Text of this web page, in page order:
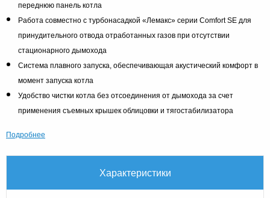
переднюю панель котла
Работа совместно с турбонасадкой «Лемакс» серии Comfort SE для
принудительного отвода отработанных газов при отсутствии
стационарного дымохода
Система плавного запуска, обеспечивающая акустический комфорт в
момент запуска котла
Удобство чистки котла без отсоединения от дымохода за счет
применения съемных крышек облицовки и тягостабилизатора
Подробнее
Характеристики